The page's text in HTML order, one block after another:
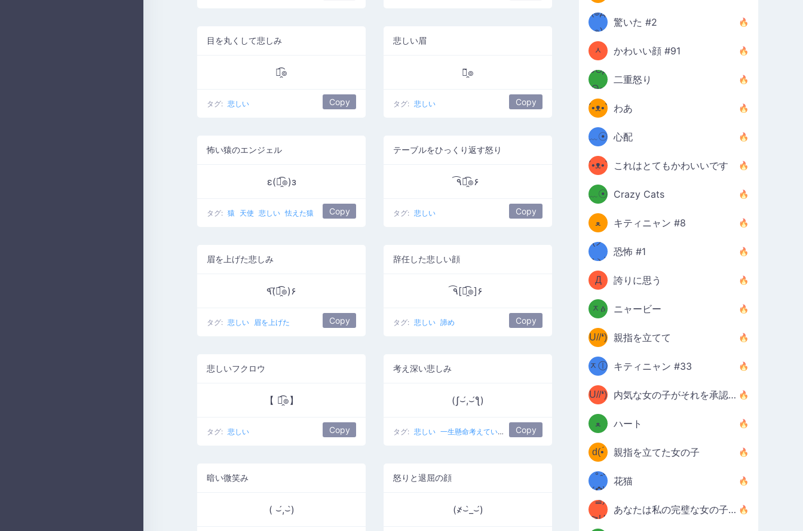
目を丸くして悲しみ
๏̯͡๏
タグ: 悲しい Copy
悲しい眉
๏̯̃๏
タグ: 悲しい Copy
怖い猿のエンジェル
ε(๏̯͡๏)з
タグ: 猿 天使 悲しい 怯えた猿 Copy
テーブルをひっくり返す怒り
٩͡๏̯͡๏۶
タグ: 悲しい Copy
眉を上げた悲しみ
٩(͡๏̯͡๏)۶
タグ: 悲しい 眉を上げた Copy
辞任した悲しい顔
٩͡[๏̯͡๏]۶
タグ: 悲しい 諦め Copy
悲しいフクロウ
【 ๏̯͡๏】
タグ: 悲しい Copy
考え深い悲しみ
(ʃ⌣́,⌣́ƪ)
タグ: 悲しい 一生懸命考えている Copy
暗い微笑み
( ⌣́,⌣̀)
怒りと退屈の顔
(҂⌣̀_⌣́)
✪๑)
(๏д
๏)
驚いた #2
(๑✪
ᆺ
✪๑)
かわいい顔 #91
๑Θд
Θ๑
二重怒り
ʕ
´•ᴥ•`
ʔ
わあ
ミ●
﹏☉
ミ
心配
ʕ
´•ᴥ•`
ʔ
これはとてもかわいいです
ミ●
﹏☉
ミ
Crazy Cats
(ﾐዋ
ﻌ
ዋﾐ)ﾉ
キティニャン #8
(ノ
дヽ)
恐怖 #1
(￣`
Д
´￣)
誇りに思う
(ﾐዕ
ᆽዕ
ﾐ)
ニャービー
(✿❛//
U//❛)
b
親指を立てて
(ﾐⓛ
ᆽⓛ
ﾐ)✧
キティニャン #33
(✿❛//
U//❛)
b
内気な女の子がそれを承認します
♡(ﾐ
ᵕ̣̣̣̣̣̣
ﻌ
ᵕ̣̣̣̣̣̣
ﾐ)ﾉ
ハート
(❁
⌒ں
⌒)b
d(•́
ں
•̀๑✿
親指を立てた女の子
/ᐠ｡ꞈ｡
ᐟ✿\
花猫
(✿≧
³≦)
≧U
あなたは私の完璧な女の子です
₍ᐢ｡